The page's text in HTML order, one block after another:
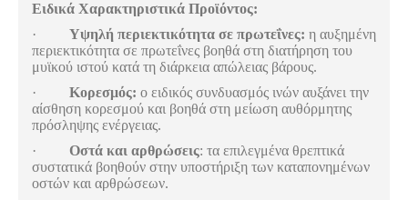
Ειδικά Χαρακτηριστικά Προϊόντος:
· Yψηλή περιεκτικότητα σε πρωτεΐνες: η αυξημένη
περιεκτικότητα σε πρωτεΐνες βοηθά στη διατήρηση του
μυϊκού ιστού κατά τη διάρκεια απώλειας βάρους.
· Κορεσμός: ο ειδικός συνδυασμός ινών αυξάνει την
αίσθηση κορεσμού και βοηθά στη μείωση αυθόρμητης
πρόσληψης ενέργειας.
· Οστά και αρθρώσεις: τα επιλεγμένα θρεπτικά
συστατικά βοηθούν στην υποστήριξη των καταπονημένων
οστών και αρθρώσεων.